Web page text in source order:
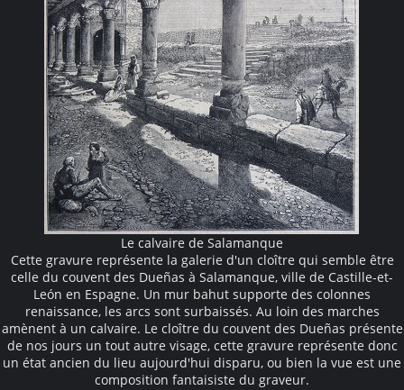
Le calvaire de Salamanque
Cette gravure représente la galerie d'un cloître qui semble être
celle du couvent des Dueñas à Salamanque, ville de Castille-et-
León en Espagne. Un mur bahut supporte des colonnes
renaissance, les arcs sont surbaissés. Au loin des marches
amènent à un calvaire. Le cloître du couvent des Dueñas présente
de nos jours un tout autre visage, cette gravure représente donc
un état ancien du lieu aujourd'hui disparu, ou bien la vue est une
composition fantaisiste du graveur.